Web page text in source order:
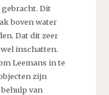
Dit
boven water
Dat dit zeer
inschatten.
Leemans in te
zijn
van